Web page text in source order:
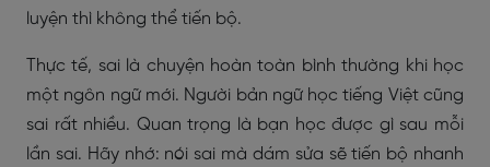
luyện thì không thể tiến bộ.
Thực tế, sai là chuyện hoàn toàn bình thường khi học
một ngôn ngữ mới. Người bản ngữ học tiếng Việt cũng
sai rất nhiều. Quan trọng là bạn học được gì sau mỗi
lần sai. Hãy nhớ: nói sai mà dám sửa sẽ tiến bộ nhanh